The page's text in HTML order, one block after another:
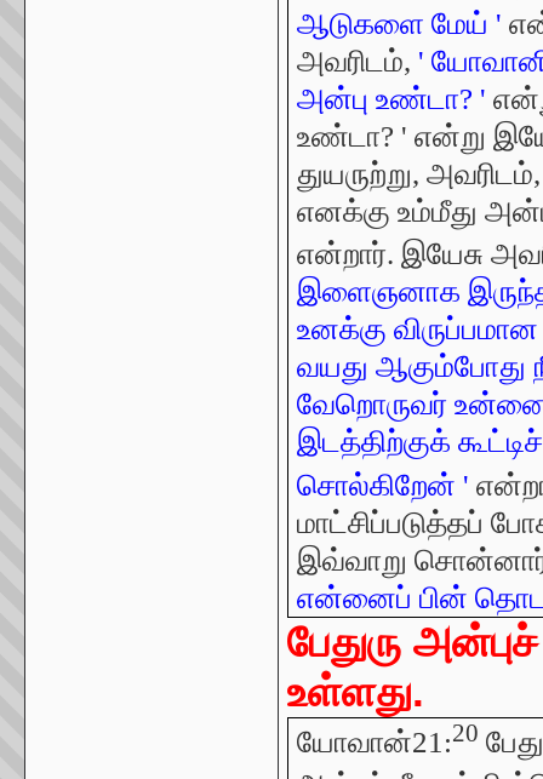
ஆடுகளை மேய் '
அவரிடம், '
அன்பு உண்டா? '
உண்டா? ' என்று
துயருற்று,
எனக்கு உம்மீது
என்றார். இயேசு
இளைஞனாக
உனக்கு
வயது ஆகும்போது
வேறொருவர்
இடத்திற்குக்
சொல்கிறேன் '
மாட்சிப்படுத்தப்
இவ்வாறு
என்னைப் பின்
பேதுரு
உள்ளது.
யோவான்21:20